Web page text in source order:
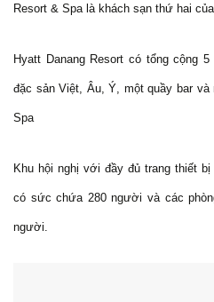
Resort & Spa là khách sạn thứ hai
Hyatt Danang Resort có tổng cộng
đặc sản Việt, Âu, Ý, một quầy bar
Spa
Khu hội nghị với đầy đủ trang thiết
có sức chứa 280 người và các
người.